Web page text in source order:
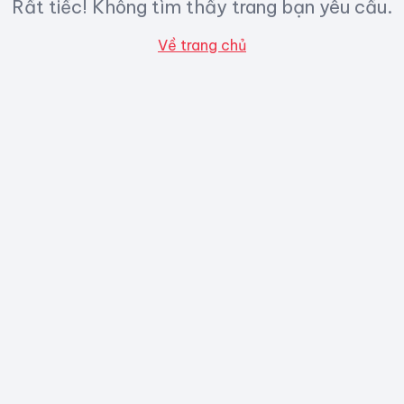
Rất tiếc! Không tìm thấy trang bạn yêu cầu.
Về trang chủ